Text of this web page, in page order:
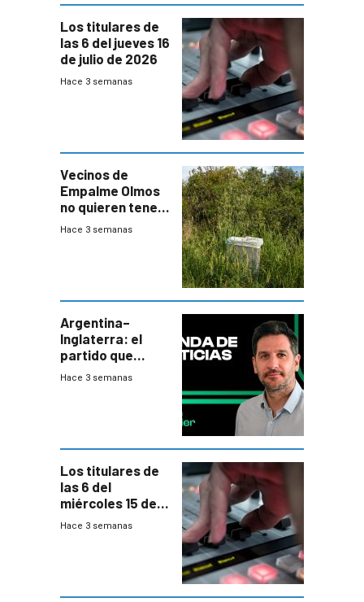
Los titulares de
las 6 del jueves 16
de julio de 2026
Hace 3 semanas
Vecinos de
Empalme Olmos
no quieren tener
cerca una planta
departamental
Hace 3 semanas
Argentina–
Inglaterra: el
partido que
nunca termina
Hace 3 semanas
Los titulares de
las 6 del
miércoles 15 de
julio de 2026
Hace 3 semanas